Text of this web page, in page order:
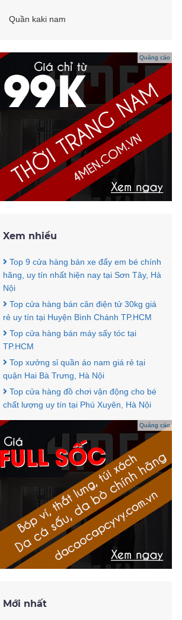
Quần kaki nam
Quảng cáo
Xem nhiều
Top 9 cửa hàng bán xe đẩy em bé chính
hãng, uy tín nhất hiện nay tại Sơn Tây, Hà
Nội
Top cửa hàng bán cân điện tử 30kg giá
rẻ uy tín tại Huyện Bình Chánh TP.HCM
Top cửa hàng bán máy sấy tóc tại
TP.HCM
Top xưởng sỉ quần áo nam giá rẻ tại
quận Hai Bà Trưng, Hà Nội
Top cửa hàng đồ chơi vận động cho bé
chất lượng uy tín tại Phú Xuyên, Hà Nội
Quảng cáo
Mới nhất